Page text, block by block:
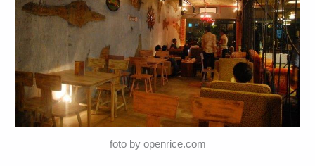
foto by openrice.com